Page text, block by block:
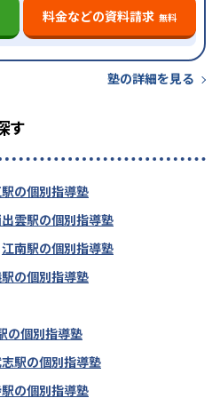
料金などの資料請求 無料
塾の詳細を見る
す
の個別指導塾
雲駅の個別指導塾
江南駅の個別指導塾
の個別指導塾
の個別指導塾
駅の個別指導塾
の個別指導塾